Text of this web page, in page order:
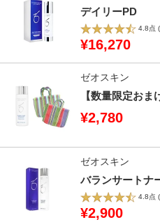
デイリーPD
4.8点
¥16,270
ゼオスキン
【数量限定お
¥2,780
ゼオスキン
バランサートナ
4.8点
¥2,900